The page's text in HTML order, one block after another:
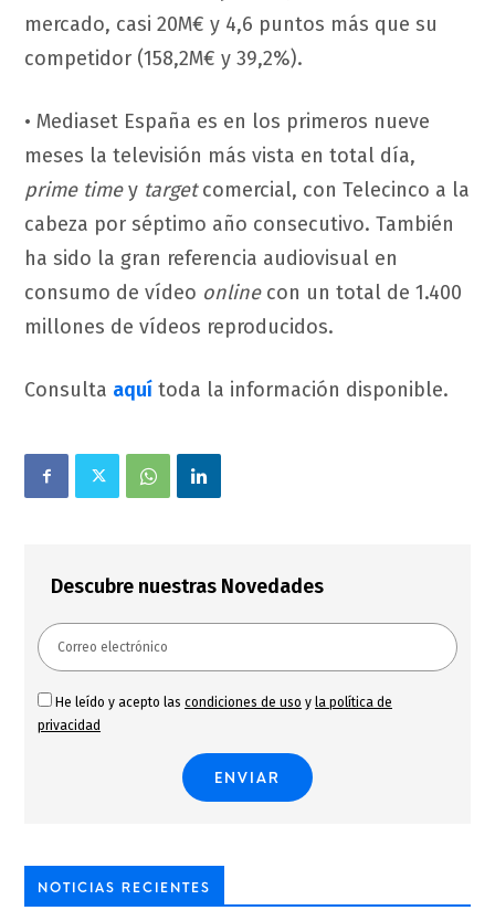
mercado, casi 20M€ y 4,6 puntos más que su
competidor (158,2M€ y 39,2%).
• Mediaset España es en los primeros nueve
meses la televisión más vista en total día,
prime timey targetcomercial, con Telecinco a la
cabeza por séptimo año consecutivo. También
ha sido la gran referencia audiovisual en
consumo de vídeo onlinecon un total de 1.400
millones de vídeos reproducidos.
Consulta aquí toda la información disponible.
Descubre nuestras Novedades
He leído y acepto las condiciones de uso y la política de
privacidad
NOTICIAS RECIENTES